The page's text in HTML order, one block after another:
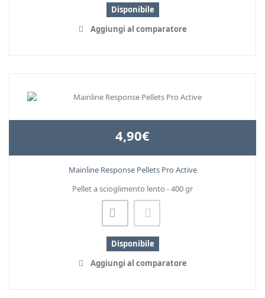
Disponibile
Aggiungi al comparatore
4,90€
Mainline Response Pellets Pro Active
Pellet a scioglimento lento - 400 gr
Disponibile
Aggiungi al comparatore